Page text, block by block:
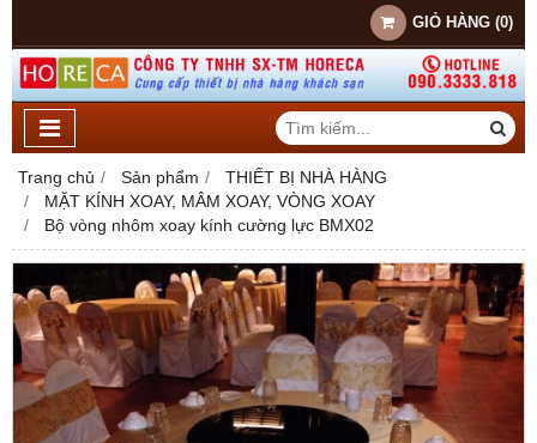
GIỎ HÀNG (0)
Trang chủ Sản phẩm
THIẾT BỊ NHÀ HÀNG
MẶT KÍNH XOAY, MÂM XOAY, VÒNG XOAY
Bộ vòng nhôm xoay kính cường lực BMX02